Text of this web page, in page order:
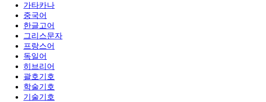
가타카나
중국어
한글고어
그리스문자
프랑스어
독일어
히브리어
괄호기호
학술기호
기술기호